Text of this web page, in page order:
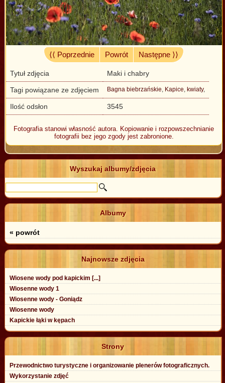
⟨⟨ Poprzednie Powrót Następne ⟩⟩
Tytuł zdjęcia Maki i chabry
Tagi powiązane ze zdjęciem Bagna biebrzańskie, Kapice, kwiaty,
Ilość odsłon 3545
Fotografia stanowi własność autora. Kopiowanie i rozpowszechnianie
fotografii bez jego zgody jest zabronione.
Wyszukaj albumy/zdjęcia
Albumy
« powrót
Najnowsze zdjęcia
Wiosene wody pod kapickim [...]
Wiosenne wody 1
Wiosenne wody - Goniądz
Wiosenne wody
Kapickie łąki w kępach
Strony
Przewodnictwo turystyczne i organizowanie plenerów fotograficznych.
Wykorzystanie zdjęć